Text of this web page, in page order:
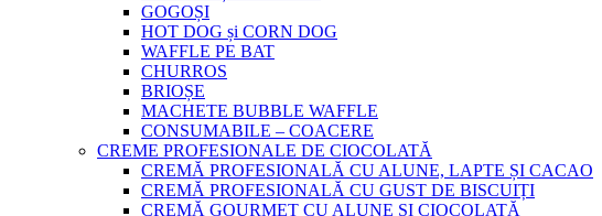
GOGOȘI
HOT DOG și CORN DOG
WAFFLE PE BAT
CHURROS
BRIOȘE
MACHETE BUBBLE WAFFLE
CONSUMABILE – COACERE
CREME PROFESIONALE DE CIOCOLATĂ
CREMĂ PROFESIONALĂ CU ALUNE, LAPTE ȘI CACAO
CREMĂ PROFESIONALĂ CU GUST DE BISCUIȚI
CREMĂ GOURMET CU ALUNE ȘI CIOCOLATĂ